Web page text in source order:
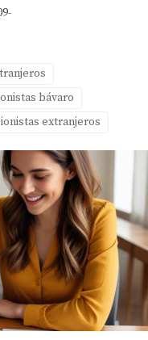
bávaro
extranjeros